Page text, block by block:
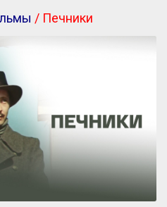
/ Печники